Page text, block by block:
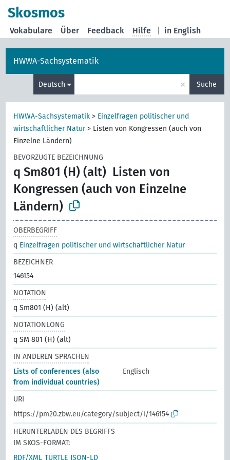
Skosmos
in English
Vokabulare Über Feedback Hilfe
HWWA-Sachsystematik
Deutsch × Suche
HWWA-Sachsystematik > Einzelfragen politischer und
wirtschaftlicher Natur> Listen von Kongressen (auch von
Einzelne Ländern)
BEVORZUGTE BEZEICHNUNG
q Sm801 (H) (alt) Listen von
Kongressen (auch von Einzelne
Ländern)
OBERBEGRIFF
q Einzelfragen politischer und wirtschaftlicher Natur
BEZEICHNER
146154
NOTATION
q Sm801 (H) (alt)
NOTATIONLONG
q SM 801 (H) (alt)
IN ANDEREN SPRACHEN
Lists of conferences (also
from individual countries)
Englisch
URI
https://pm20.zbw.eu/category/subject/i/146154
HERUNTERLADEN DES BEGRIFFS
IM SKOS-FORMAT:
RDF/XML TURTLE JSON-LD